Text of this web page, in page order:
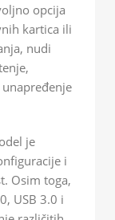
opcija
kartica ili
nudi
je
i
Osim toga,
USB 3.0 i